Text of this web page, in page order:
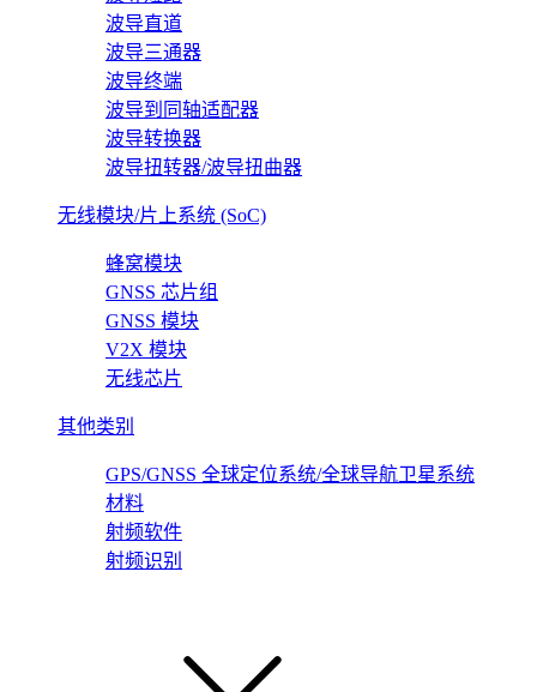
波导直道
波导三通器
波导终端
波导到同轴适配器
波导转换器
波导扭转器/波导扭曲器
无线模块/片上系统 (SoC)
蜂窝模块
GNSS 芯片组
GNSS 模块
V2X 模块
无线芯片
其他类别
GPS/GNSS 全球定位系统/全球导航卫星系统
材料
射频软件
射频识别